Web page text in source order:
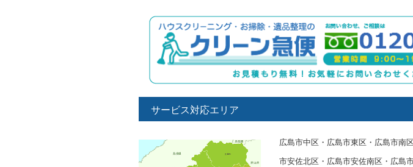
サービス対応エリア
広島市中区・広島市東区・広島市南
市安佐北区・広島市安佐南区・広島